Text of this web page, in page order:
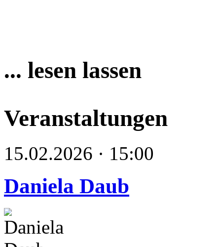
... lesen lassen
Veranstaltungen
15.02.2026 · 15:00
Daniela Daub